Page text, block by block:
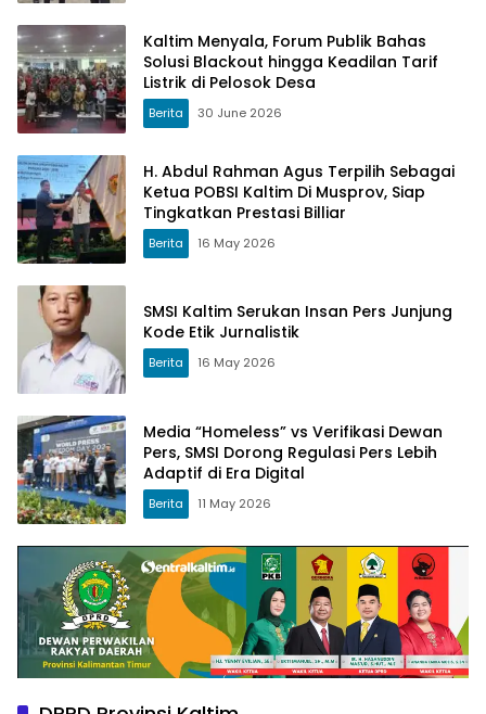
Kaltim Menyala, Forum Publik Bahas
Solusi Blackout hingga Keadilan Tarif
Listrik di Pelosok Desa
Berita 30 June 2026
H. Abdul Rahman Agus Terpilih Sebagai
Ketua POBSI Kaltim Di Musprov, Siap
Tingkatkan Prestasi Billiar
Berita 16 May 2026
SMSI Kaltim Serukan Insan Pers Junjung
Kode Etik Jurnalistik
Berita 16 May 2026
Media “Homeless” vs Verifikasi Dewan
Pers, SMSI Dorong Regulasi Pers Lebih
Adaptif di Era Digital
Berita 11 May 2026